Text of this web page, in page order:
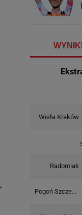
,
WYNIKI
Wisła Kraków
Radomiak
Pogoń Szczecin